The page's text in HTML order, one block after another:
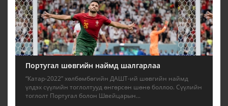
Португал шөвгийн наймд шалгарлаа
“Катар-2022” хөлбөмбөгийн ДАШТ-ий шөвгийн наймд
үлдэх сүүлийн тоглолтууд өнгөрсөн шөнө боллоо. Сүүлийн
тоглолт Португал болон Швейцарын...